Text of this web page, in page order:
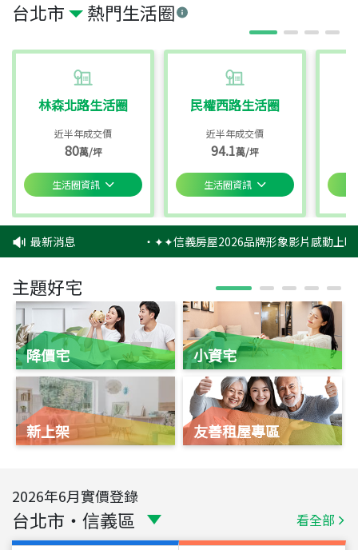
台北市 熱門生活圈
林森北路生活圈
近半年成交價
80萬/坪
生活圈資訊
民權西路生活圈
近半年成交價
94.1萬/坪
生活圈資訊
最新消息 ‧✦✦信義房屋2026品牌形象影片感動上
主題好宅
降價宅
新上架
小資宅
友善租屋專區
2026年6月實價登錄
台北市 ・ 信義區 看全部